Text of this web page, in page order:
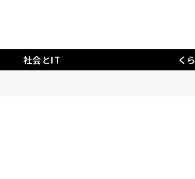
社会とIT く